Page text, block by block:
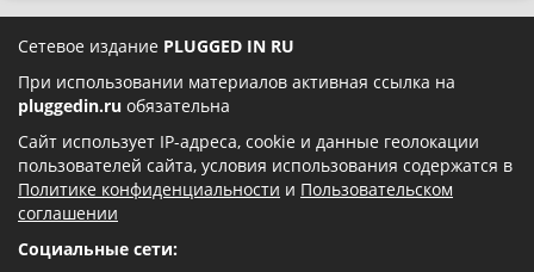
Сетевое издание PLUGGED IN RU
При использовании материалов активная ссылка на
pluggedin.ru обязательна
Сайт использует IP-адреса, cookie и данные геолокации
пользователей сайта, условия использования содержатся в
Политике конфиденциальности и Пользовательском
соглашении
Социальные сети: